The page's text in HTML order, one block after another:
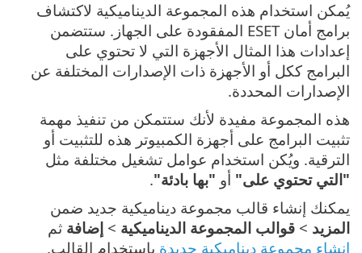
يُمكن استخدام هذه المجموعة الديناميكية لاكتشاف
برامج أمان ESET المفقودة على الجهاز. ستتضمن
إعدادات هذا المثال الأجهزة التي لا تحتوي على
البرامج ككل أو الأجهزة ذات الإصدارات المختلفة عن
الإصدارات المحددة.
هذه المجموعة مفيدة لأنك ستتمكن من تنفيذ مهمة
تثبيت البرامج على أجهزة الكمبيوتر هذه للتثبيت أو
الترقية. ويُكن استخدام عوامل تشغيل مختلفة مثل
"التي تحتوي على" أو "بها بادئة".
يمكنك إنشاء قالب مجموعة ديناميكية جديد ضمن
المزيد > قوالب المجموعة الديناميكية > إضافة ثم
إنشاء مجموعة ديناميكية جديدة باستخدام القالب.